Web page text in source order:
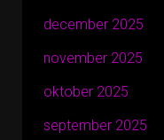
december 2025
november 2025
oktober 2025
september 2025